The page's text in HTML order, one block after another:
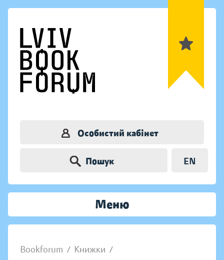
Особистий кабінет
Пошук EN
Меню
Bookforum / Книжки /